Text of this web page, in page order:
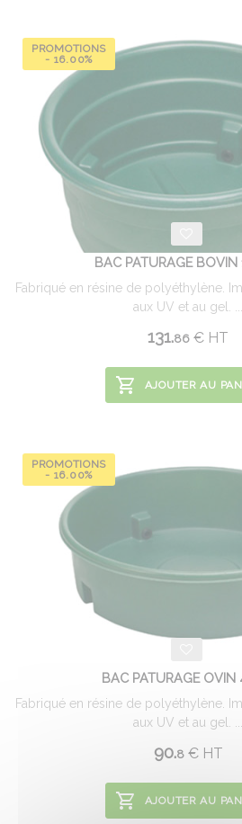
PROMOTIONS
- 16.00%
BAC PATURAGE
Fabriqué en résine de polyéthylène.
aux UV et au gel. ...
131.86 € HT
AJOUTER AU
PROMOTIONS
- 16.00%
BAC PATURAGE OVIN
Fabriqué en résine de polyéthylène.
aux UV et au gel. ...
90.8 €HT
AJOUTER AU